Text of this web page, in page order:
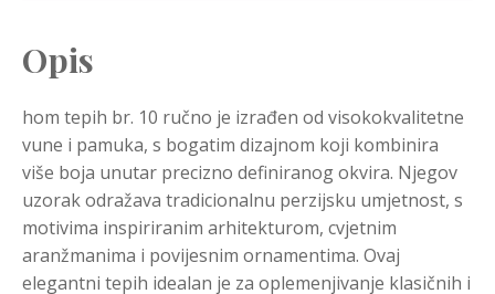
Opis
hom tepih br. 10 ručno je izrađen od visokokvalitetne
vune i pamuka, s bogatim dizajnom koji kombinira
više boja unutar precizno definiranog okvira. Njegov
uzorak odražava tradicionalnu perzijsku umjetnost, s
motivima inspiriranim arhitekturom, cvjetnim
aranžmanima i povijesnim ornamentima. Ovaj
elegantni tepih idealan je za oplemenjivanje klasičnih i